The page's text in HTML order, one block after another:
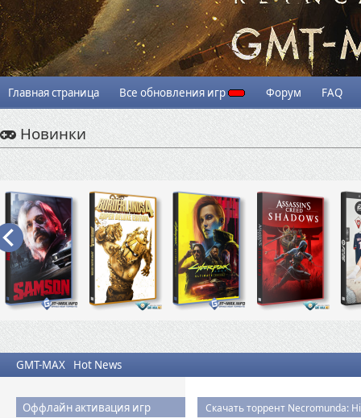
Главная страница Все обновления игр Форум FAQ
Новинки
GMT-MAX Hot News
Оффлайн активация игр Скачать торрент Necromunda: